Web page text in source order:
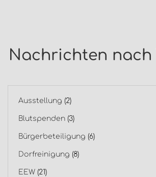
Nachrichten nach
Ausstellung (2)
Blutspenden (3)
Bürgerbeteiligung (6)
Dorfreinigung (8)
EEW (21)